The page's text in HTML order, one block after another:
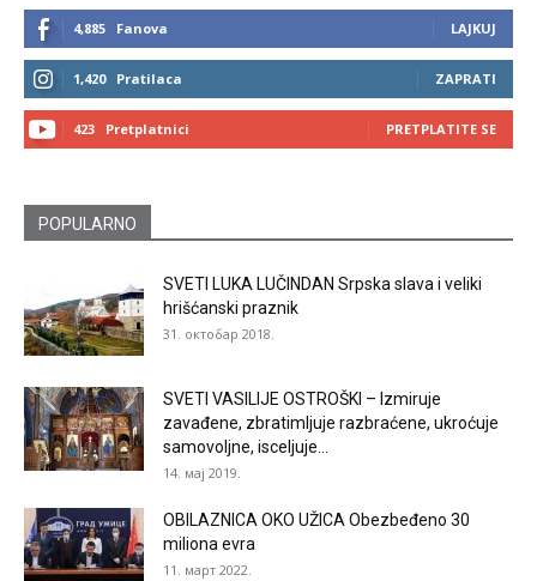
4,885 Fanova LAJKUJ
1,420 Pratilaca ZAPRATI
423 Pretplatnici PRETPLATITE SE
POPULARNO
SVETI LUKA LUČINDAN Srpska slava i veliki
hrišćanski praznik
31. октобар 2018.
SVETI VASILIJE OSTROŠKI – Izmiruje
zavađene, zbratimljuje razbraćene, ukroćuje
samovoljne, isceljuje...
14. мај 2019.
OBILAZNICA OKO UŽICA Obezbeđeno 30
miliona evra
11. март 2022.